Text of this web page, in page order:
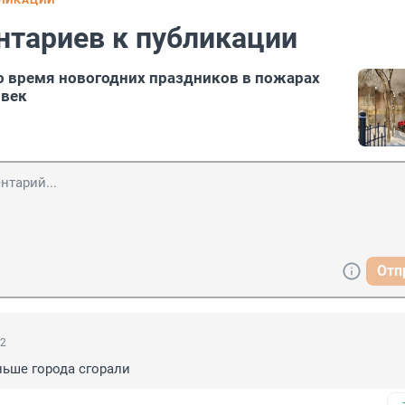
к публикации
время новогодних праздников в пожарах
города сгорали